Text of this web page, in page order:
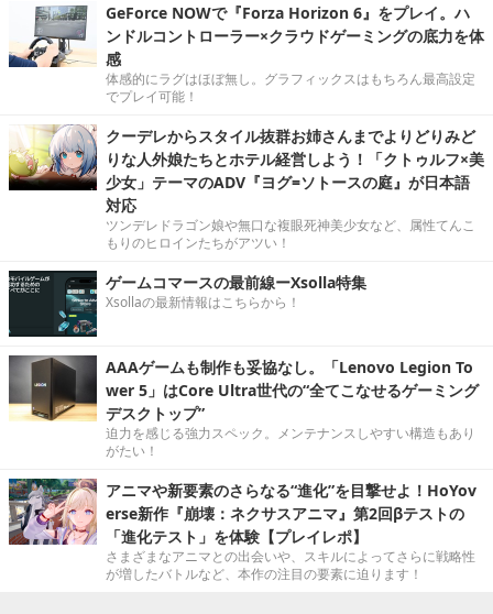
GeForce NOWで『Forza Horizon 6』をプレイ。ハ
ンドルコントローラー×クラウドゲーミングの底力を体
感
体感的にラグはほぼ無し。グラフィックスはもちろん最高設定
でプレイ可能！
クーデレからスタイル抜群お姉さんまでよりどりみど
りな人外娘たちとホテル経営しよう！「クトゥルフ×美
少女」テーマのADV『ヨグ=ソトースの庭』が日本語
対応
ツンデレドラゴン娘や無口な複眼死神美少女など、属性てんこ
もりのヒロインたちがアツい！
ゲームコマースの最前線ーXsolla特集
Xsollaの最新情報はこちらから！
AAAゲームも制作も妥協なし。「Lenovo Legion To
wer 5」はCore Ultra世代の“全てこなせるゲーミング
デスクトップ”
迫力を感じる強力スペック。メンテナンスしやすい構造もあり
がたい！
アニマや新要素のさらなる“進化”を目撃せよ！HoYov
erse新作『崩壊：ネクサスアニマ』第2回βテストの
「進化テスト」を体験【プレイレポ】
さまざまなアニマとの出会いや、スキルによってさらに戦略性
が増したバトルなど、本作の注目の要素に迫ります！